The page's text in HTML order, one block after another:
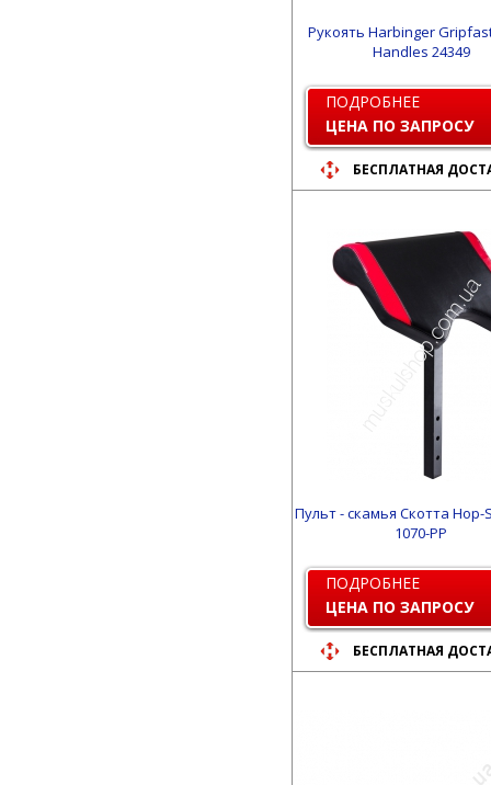
Рукоять Harbinger
Handles 24349
ПОДРОБНЕЕ
ЦЕНА ПО ЗАПРОСУ
БЕСПЛАТНАЯ
Пульт - скамья Скотта Hop-
1070-PP
ПОДРОБНЕЕ
ЦЕНА ПО ЗАПРОСУ
БЕСПЛАТНАЯ